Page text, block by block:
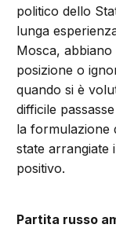
politico dello
lunga
Mosca,
posizione o
quando si è
difficile
la formulazione
state arrangiate
positivo.
Partita russo